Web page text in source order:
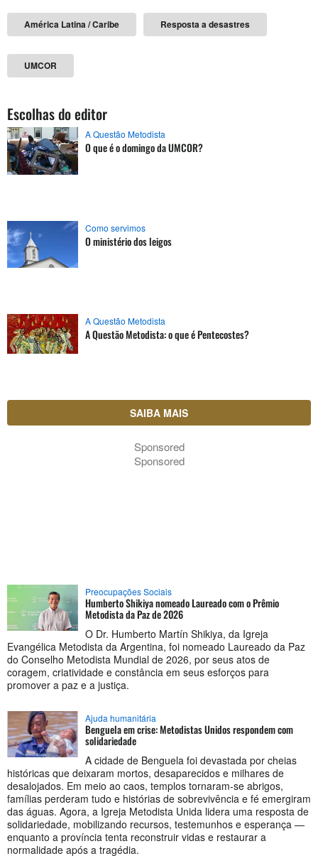
América Latina / Caribe Resposta a desastres
UMCOR
Escolhas do editor
A Questão Metodista
O que é o domingo da UMCOR?
Como servimos
O ministério dos leigos
A Questão Metodista
A Questão Metodista: o que é Pentecostes?
SAIBA MAIS
Sponsored
Sponsored
Preocupações Sociais
Humberto Shikiya nomeado Laureado com o Prêmio
Metodista da Paz de 2026
O Dr. Humberto Martín Shikiya, da Igreja
Evangélica Metodista da Argentina, foi nomeado Laureado da Paz
do Conselho Metodista Mundial de 2026, por seus atos de
coragem, criatividade e constância em seus esforços para
promover a paz e a justiça.
Ajuda humanitária
Benguela em crise: Metodistas Unidos respondem com
solidariedade
A cidade de Benguela foi devastada por cheias
históricas que deixaram mortos, desaparecidos e milhares de
desalojados. Em meio ao caos, templos tornaram-se abrigos,
famílias perderam tudo e histórias de sobrevivência e fé emergiram
das águas. Agora, a Igreja Metodista Unida lidera uma resposta de
solidariedade, mobilizando recursos, testemunhos e esperança —
enquanto a província tenta reconstruir vidas e restaurar a
normalidade após a tragédia.